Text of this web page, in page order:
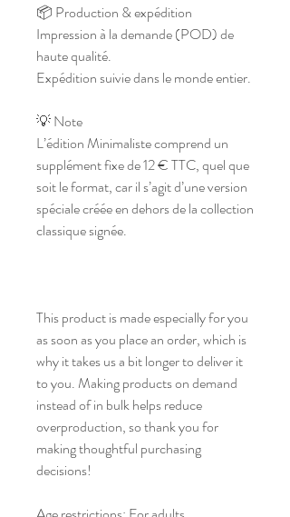
📦 Production & expédition
Impression à la demande (POD) de
haute qualité.
Expédition suivie dans le monde entier.
💡 Note
L’édition Minimaliste comprend un
supplément fixe de 12 € TTC, quel que
soit le format, car il s’agit d’une version
spéciale créée en dehors de la collection
classique signée.
This product is made especially for you
as soon as you place an order, which is
why it takes us a bit longer to deliver it
to you. Making products on demand
instead of in bulk helps reduce
overproduction, so thank you for
making thoughtful purchasing
decisions!